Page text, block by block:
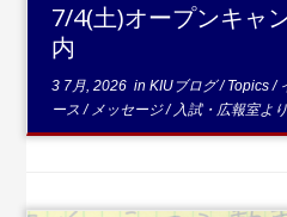
7/4(土)オープンキャ
内
3 7月, 2026 inKIUブログ/Topics/
ース/ メッセージ/ 入試・広報室よ